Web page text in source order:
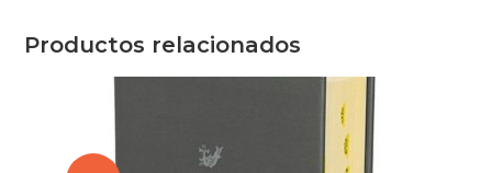
Productos relacionados